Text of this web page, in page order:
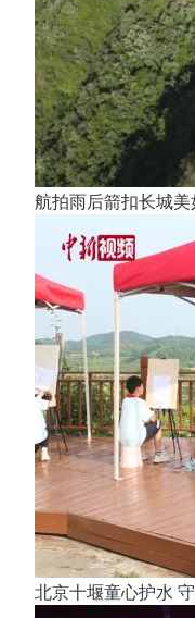
航拍雨后箭扣长城美
北京十堰童心护水